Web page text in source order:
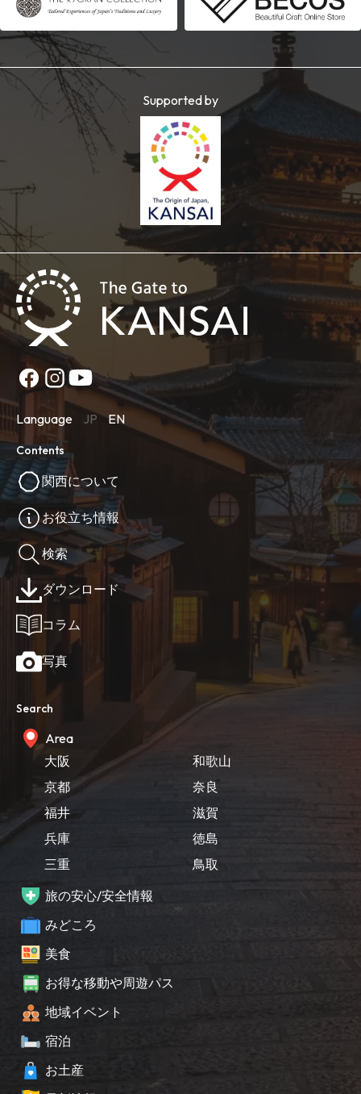
Supported by
Language JP EN
Contents
関西について
お役立ち情報
検索
ダウンロード
コラム
写真
Search
Area
大阪
京都
福井
兵庫
三重
和歌山
奈良
滋賀
徳島
鳥取
旅の安心/安全情報
みどころ
美食
お得な移動や周遊パス
地域イベント
宿泊
お土産